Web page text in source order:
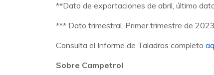
**Dato de exportaciones de abril, último
*** Dato trimestral. Primer trimestre de
Consulta el Informe de Taladros completo
Sobre Campetrol